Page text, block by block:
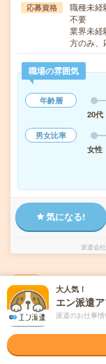
応募資格
職種未経
不要
業界未経
方のみ
職場の雰囲気
年齢層
20代
男女比率
女性
気になる!
派遣会社
1800円＊在宅
ート事務！経
大人気！
エン派遣ア
派遣のお仕事